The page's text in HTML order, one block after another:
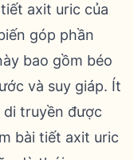
axit uric của
góp phần
bao gồm béo
và suy giáp. Ít
truyền được
bài tiết axit uric